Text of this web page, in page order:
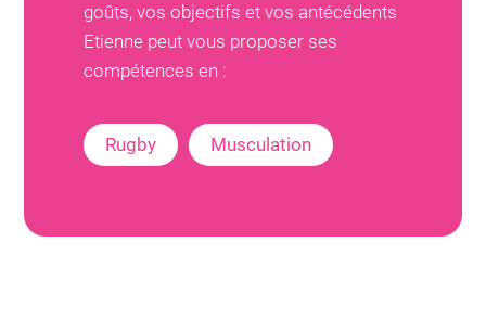
goûts, vos objectifs et vos antécédents
Etienne peut vous proposer ses
compétences en :
Rugby Musculation